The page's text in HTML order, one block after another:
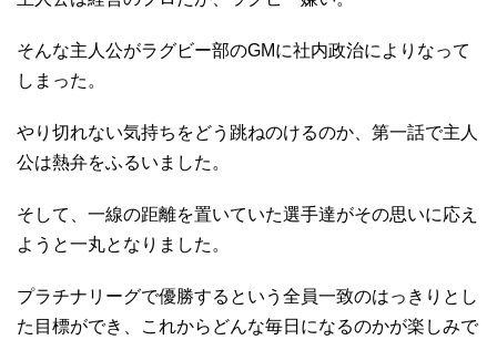
そんな主人公がラグビー部のGMに社内政治によりなって
しまった。
やり切れない気持ちをどう跳ねのけるのか、第一話で主人
公は熱弁をふるいました。
そして、一線の距離を置いていた選手達がその思いに応え
ようと一丸となりました。
プラチナリーグで優勝するという全員一致のはっきりとし
た目標ができ、これからどんな毎日になるのかが楽しみで